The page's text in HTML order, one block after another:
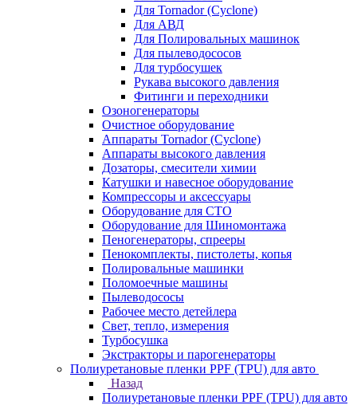
Для Tornador (Cyclone)
Для АВД
Для Полировальных машинок
Для пылеводососов
Для турбосушек
Рукава высокого давления
Фитинги и переходники
Озоногенераторы
Очистное оборудование
Аппараты Tornador (Cyclone)
Аппараты высокого давления
Дозаторы, смесители химии
Катушки и навесное оборудование
Компрессоры и аксессуары
Оборудование для СТО
Оборудование для Шиномонтажа
Пеногенераторы, спрееры
Пенокомплекты, пистолеты, копья
Полировальные машинки
Поломоечные машины
Пылеводососы
Рабочее место детейлера
Свет, тепло, измерения
Турбосушка
Экстракторы и парогенераторы
Полиуретановые пленки PPF (TPU) для авто
Назад
Полиуретановые пленки PPF (TPU) для авто